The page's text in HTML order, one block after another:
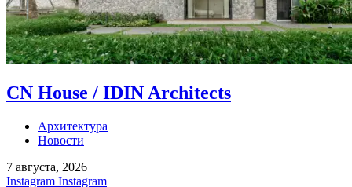
CN House / IDIN Architects
Архитектура
Новости
7 августа, 2026
Instagram Instagram